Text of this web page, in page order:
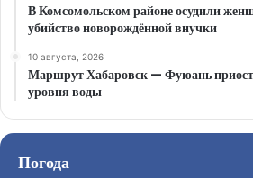
В Комсомольском районе осудили
убийство новорождённой внучки
10 августа, 2026
Маршрут Хабаровск — Фуюань
уровня воды
Погода